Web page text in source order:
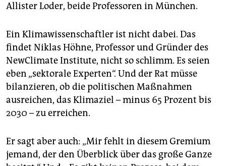
Allister Loder, beide Professoren in München.
Ein Klimawissenschaftler ist nicht dabei. Das
findet Niklas Höhne, Professor und Gründer des
NewClimate Institute, nicht so schlimm. Es seien
eben „sektorale Experten“. Und der Rat müsse
bilanzieren, ob die politischen Maßnahmen
ausreichen, das Klimaziel – minus 65 Prozent bis
2030 – zu erreichen.
Er sagt aber auch: „Mir fehlt in diesem Gremium
jemand, der den Überblick über das große Ganze